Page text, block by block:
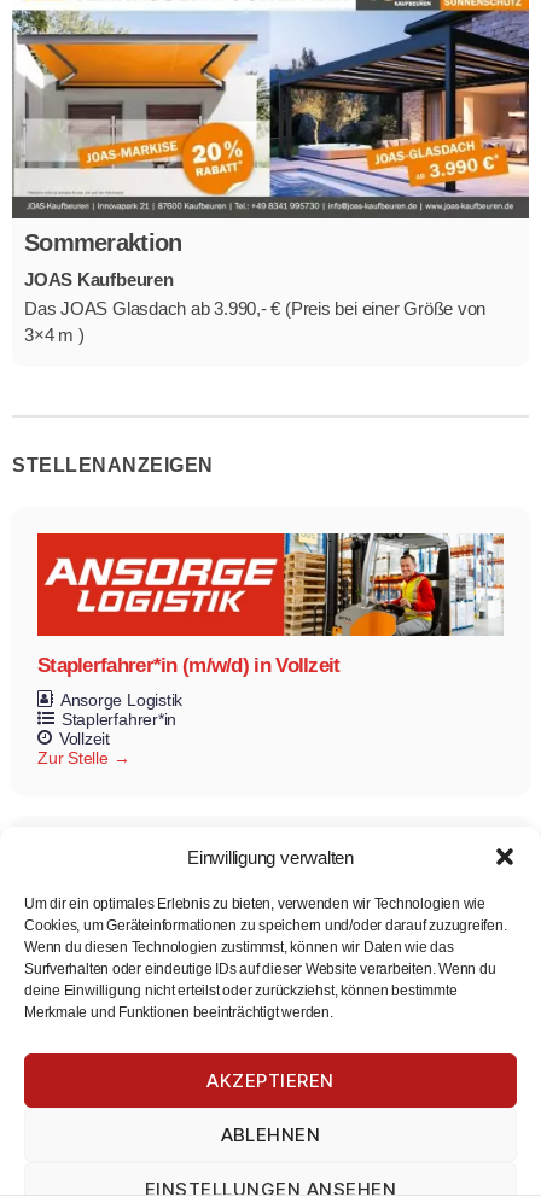
Einwilligung verwalten
Um dir ein optimales Erlebnis zu bieten, verwenden wir Technologien wie
Cookies, um Geräteinformationen zu speichern und/oder darauf zuzugreifen.
Wenn du diesen Technologien zustimmst, können wir Daten wie das
Surfverhalten oder eindeutige IDs auf dieser Website verarbeiten. Wenn du
deine Einwilligung nicht erteilst oder zurückziehst, können bestimmte
Merkmale und Funktionen beeinträchtigt werden.
AKZEPTIEREN
ABLEHNEN
EINSTELLUNGEN ANSEHEN
Sommeraktion
JOAS Kaufbeuren
Das JOAS Glasdach ab 3.990,- € (Preis bei einer Größe von
3×4 m )
STELLENANZEIGEN
Staplerfahrer*in (m/w/d) in Vollzeit
Ansorge Logistik
Staplerfahrer*in
Vollzeit
Zur Stelle
Zahnmedizinische Fachassistentin (m/w/d)
Fachzahnarztpraxis Dr. PETKOV
Zahnmedizinische Fachassistentin
Zur Stelle
Load more